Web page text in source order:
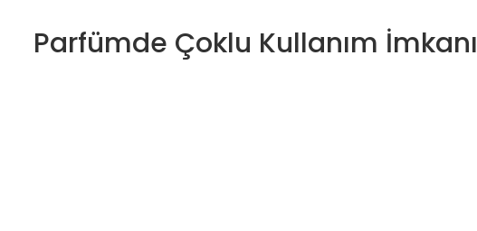
Parfümde Çoklu Kullanım İmkanı